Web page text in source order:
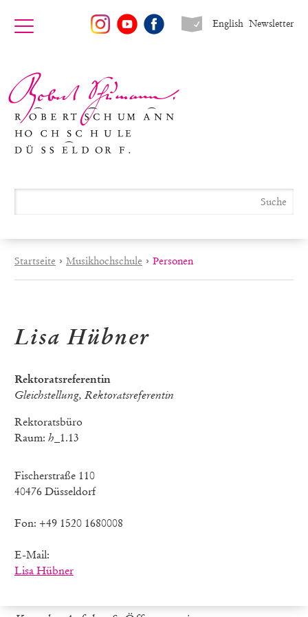
Newsletter
English
Startseite › Musikhochschule › Personen
Lisa Hübner
Rektoratsreferentin
Gleichstellung, Rektoratsreferentin
Rektoratsbüro
Raum: h _1.13
Fischerstraße 110
40476 Düsseldorf
Fon: +49 1520 1680008
E-Mail:
Lisa Hübner